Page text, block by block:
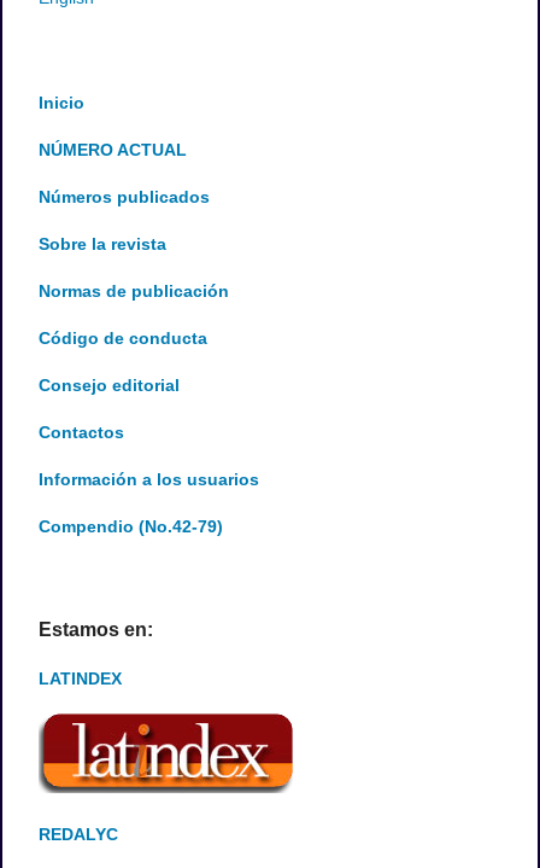
Inicio
NÚMERO ACTUAL
Números publicados
Sobre la revista
Normas de publicación
Código de conducta
Consejo editorial
Contactos
Información a los usuarios
Compendio (No.42-79)
Estamos en:
LATINDEX
REDALYC